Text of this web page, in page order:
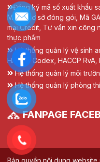
Đăng ký mã số xuất khẩu
Mã số cơ sở đóng gói, Mã
mại Credit, Tư vấn xin công
thực phẩm
Hệ thống quản lý vệ sinh
HACCP Codex, HACCP RvA,
Hệ thống quản lý môi
Hệ thống quản lý phòng
FANPAGE